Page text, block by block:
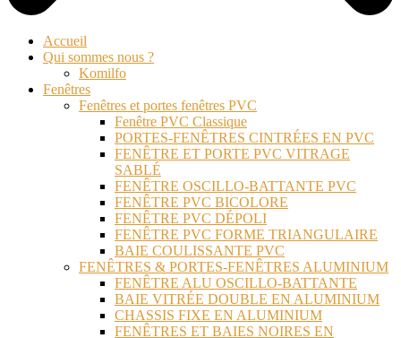
Accueil
Qui sommes nous ?
Komilfo
Fenêtres
Fenêtres et portes fenêtres PVC
Fenêtre PVC Classique
PORTES-FENÊTRES CINTRÉES EN PVC
FENÊTRE ET PORTE PVC VITRAGE
SABLÉ
FENÊTRE OSCILLO-BATTANTE PVC
FENÊTRE PVC BICOLORE
FENÊTRE PVC DÉPOLI
FENÊTRE PVC FORME TRIANGULAIRE
BAIE COULISSANTE PVC
FENÊTRES & PORTES-FENÊTRES ALUMINIUM
FENÊTRE ALU OSCILLO-BATTANTE
BAIE VITRÉE DOUBLE EN ALUMINIUM
CHASSIS FIXE EN ALUMINIUM
FENÊTRES ET BAIES NOIRES EN